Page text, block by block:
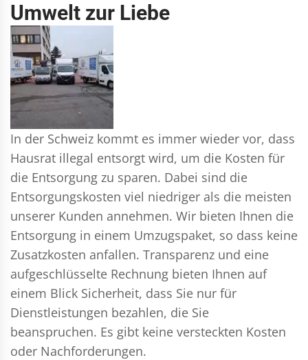
Umwelt zur Liebe
In der Schweiz kommt es immer wieder vor, dass
Hausrat illegal entsorgt wird, um die Kosten für
die Entsorgung zu sparen. Dabei sind die
Entsorgungskosten viel niedriger als die meisten
unserer Kunden annehmen. Wir bieten Ihnen die
Entsorgung in einem Umzugspaket, so dass keine
Zusatzkosten anfallen. Transparenz und eine
aufgeschlüsselte Rechnung bieten Ihnen auf
einem Blick Sicherheit, dass Sie nur für
Dienstleistungen bezahlen, die Sie
beanspruchen. Es gibt keine versteckten Kosten
oder Nachforderungen.